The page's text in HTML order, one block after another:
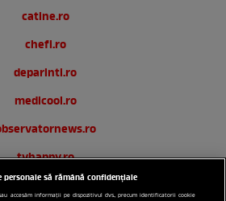
catine.ro
chefi.ro
deparinti.ro
medicool.ro
tvhappy.ro
useit.ro
personale să rămână confidențiale
accesăm informații pe dispozitivul dvs., precum identificatorii cookie